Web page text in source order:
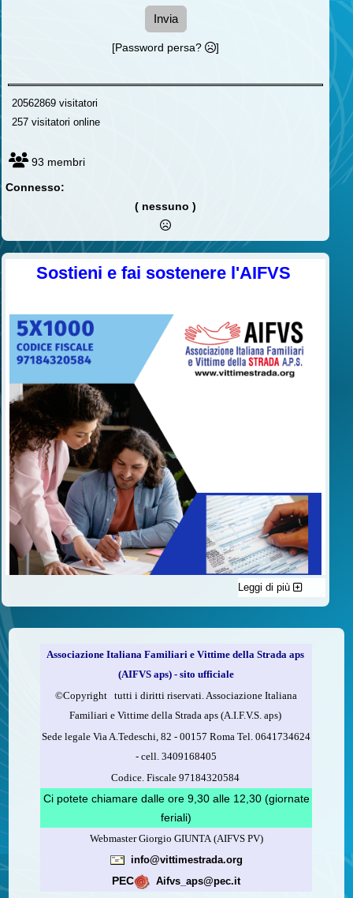
Invia
[Password persa? ]
20562869 visitatori
257 visitatori online
93 membri
Connesso:
( nessuno )
Sostieni e fai sostenere l'AIFVS
C'è un modo di contribuire alle attività dell’A.I.F.V.S. a favore
delle vittime della strada e per dare giustizia ai superstiti ed ai
loro familiari che non costa nulla: devolvere il 5 per mille della
Compila la scheda CUD o del modello 730.
Firma nel riquadro indicato come “Sostegno delle
organizzazioni non lucrative di utilità sociale, delle associazioni
Indica nel riquadro il codice fiscale dell’A.I.F.V.S.:
97184320584
Leggi come fare
(versione stampabile)
Leggi di più
Associazione Italiana Familiari e Vittime della Strada aps
(AIFVS aps) - sito ufficiale
©​Copyright tutti i diritti riservati. Associazione Italiana
Familiari e Vittime della Strada aps (A.I.F.V.S. aps)
Sede legale Via A.Tedeschi, 82 - 00157 Roma Tel. 0641734624
-cell.3409168405
Codice. Fiscale 97184320584
Ci potete chiamare dalle ore 9,30 alle 12,30 (giornate
feriali)
Webmaster Giorgio GIUNTA (AIFVS PV)
info@vittimestrada.org
PEC Aifvs_aps@pec.it